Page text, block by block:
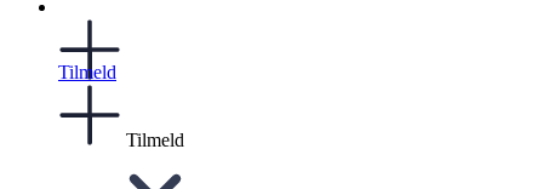
Tilmeld
Tilmeld